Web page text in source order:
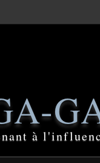
à